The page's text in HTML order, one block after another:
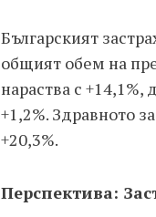
Българският
общият обем на
нараства с
+1,2%. Здравното
+20,3%.
Перспектива: